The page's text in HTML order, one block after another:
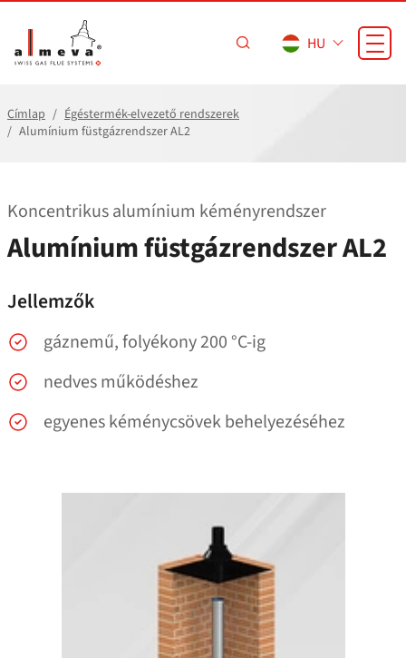
HU
Címlap
Égéstermék-elvezető rendszerek
Alumínium füstgázrendszer AL2
Koncentrikus alumínium kéményrendszer
Alumínium füstgázrendszer AL2
Jellemzők
gáznemű, folyékony 200 °C‑ig
nedves működéshez
egyenes kéménycsövek behelyezéséhez